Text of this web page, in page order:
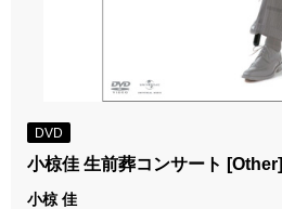
DVD
小椋佳 生前葬コンサート [Other]
小椋 佳